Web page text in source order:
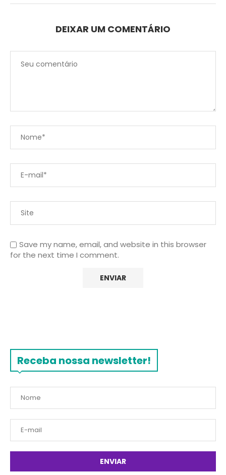
DEIXAR UM COMENTÁRIO
Save my name, email, and website in this browser
for the next time I comment.
Receba nossa newsletter!